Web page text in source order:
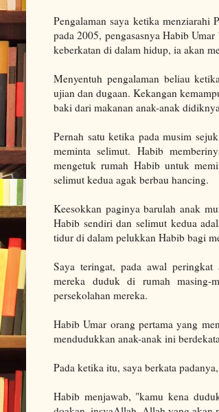
Pengalaman saya ketika menziarahi
pada 2005, pengasasnya Habib
keberkatan di dalam hidup, ia akan
Menyentuh pengalaman beliau
ujian dan dugaan. Kekangan
baki dari makanan anak-anak
Pernah satu ketika pada musim
meminta selimut. Habib
mengetuk rumah Habib untuk
selimut kedua agak berbau hancing.
Keesokkan paginya barulah anak
Habib sendiri dan selimut kedua
tidur di dalam pelukkan Habib bagi
Saya teringat, pada awal
mereka duduk di rumah masing-
persekolahan mereka.
Habib Umar orang pertama yang
mendudukkan anak-anak ini
Pada ketika itu, saya berkata
Habib menjawab, "kamu kena